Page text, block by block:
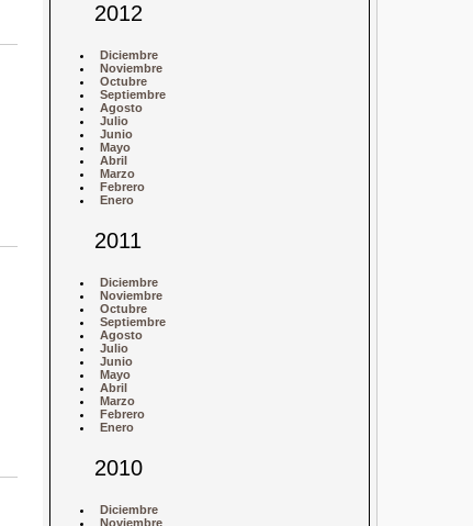
2012
Diciembre
Noviembre
Octubre
Septiembre
Agosto
Julio
Junio
Mayo
Abril
Marzo
Febrero
Enero
2011
Diciembre
Noviembre
Octubre
Septiembre
Agosto
Julio
Junio
Mayo
Abril
Marzo
Febrero
Enero
2010
Diciembre
Noviembre